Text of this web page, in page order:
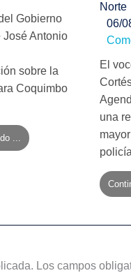
Gobierno
Antonio
sobre la
Coquimbo
...
Norte
06/
El
una
Los campos